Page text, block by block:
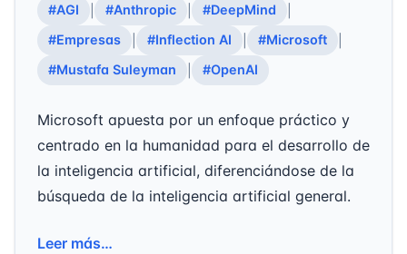
#AGI #Anthropic #DeepMind
#Empresas
#Inflection AI #Microsoft
#Mustafa Suleyman
#OpenAI
Microsoft apuesta por un enfoque práctico y
centrado en la humanidad para el desarrollo de
la inteligencia artificial, diferenciándose de la
búsqueda de la inteligencia artificial general.
Leer más…